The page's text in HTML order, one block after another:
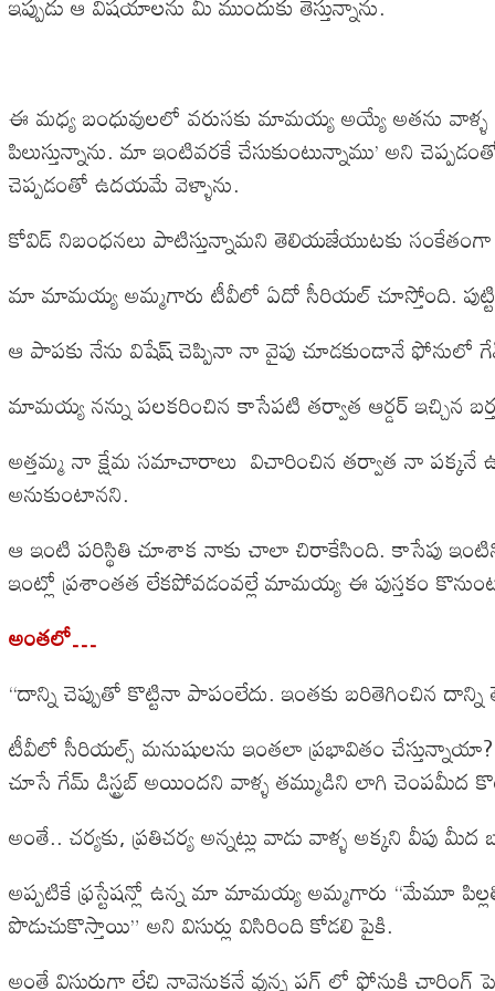
ఈ మధ్య బంధువులలో వరుసకు మామయ్య అయ్యే అతను వాళ్ళ
పిలుస్తున్నాను. మా ఇంటివరకే చేసుకుంటున్నాము’ అని
చెప్పడంతో ఉదయమే వెళ్ళాను.
కోవిడ్ నిబంధనలు పాటిస్తున్నామని తెలియజేయుటకు సంకేతంగా
మా మామయ్య అమ్మగారు టీవీలో ఏదో సీరియల్ చూస్తోంది.
ఆ పాపకు నేను విషేష్ చెప్పినా నా వైపు చూడకుండానే ఫోనులో
మామయ్య నన్ను పలకరించిన కాసేపటి తర్వాత ఆర్డర్ ఇచ్చిన
అత్తమ్మ నా క్షేమ సమాచారాలు విచారించిన తర్వాత నా పక్కనే
అనుకుంటానని.
ఆ ఇంటి పరిస్థితి చూశాక నాకు చాలా చిరాకేసింది. కాసేపు
ఇంట్లో ప్రశాంతత లేకపోవడంవల్లే మామయ్య ఈ పుస్తకం
అంతలో…
“దాన్ని చెప్పుతో కొట్టినా పాపంలేదు. ఇంతకు బరితెగించిన
టీవీలో సీరియల్స్ మనుషులను ఇంతలా ప్రభావితం చేస్తున్నాయా?
చూసే గేమ్ డిస్ట్రబ్ అయిందని వాళ్ళ తమ్ముడిని లాగి చెంపమీద
అంతే.. చర్యకు, ప్రతిచర్య అన్నట్లు వాడు వాళ్ళ అక్కని వీపు
అప్పటికే ఫ్రస్టేషన్లో ఉన్న మా మామయ్య అమ్మగారు “మేమూ
పొడుచుకొస్తాయి” అని విసుర్లు విసిరింది కోడలి పైకి.
అంతే విసురుగా లేచి నావెనుకనే వున్న ప్లగ్ లో ఫోనుకి